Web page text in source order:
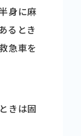
身に麻
るとき
急車を
きは固